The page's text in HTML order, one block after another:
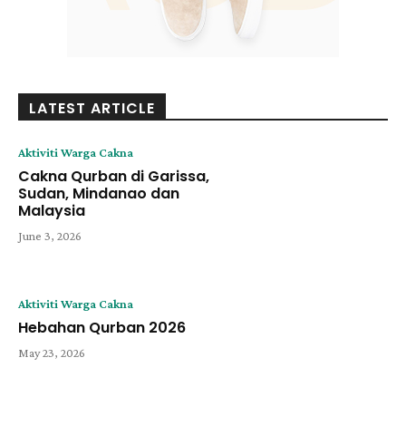
LATEST ARTICLE
Aktiviti Warga Cakna
Cakna Qurban di Garissa,
Sudan, Mindanao dan
Malaysia
June 3, 2026
Aktiviti Warga Cakna
Hebahan Qurban 2026
May 23, 2026